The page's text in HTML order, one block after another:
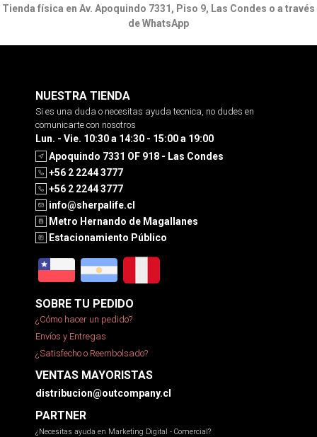
Tienda física en Av. Apoquindo 7331, Piso 9, Las Condes o a través
de WhatsApp
NUESTRA TIENDA
Si es una duda o necesitas ayuda tecnica, no dudes en
comunicarte con nosotros
Lun. - Vie. 10:30 a 14:30 - 15:00 a 19:00
Apoquindo 7331 OF 918 - Las Condes
+56 2 2244 3777
+56 2 2244 3777
info@sherpalife.cl
Metro Hernando de Magallanes
Estacionamiento Público
SOBRE TU PEDIDO
¿Cómo hacer un pedido?
Envíos y Entregas
¿Satisfecho o Reembolsado?
VENTAS MAYORISTAS
distribucion@outcompany.cl
PARTNER
¿Necesitas ayuda en Marketing Digital - Comercial?